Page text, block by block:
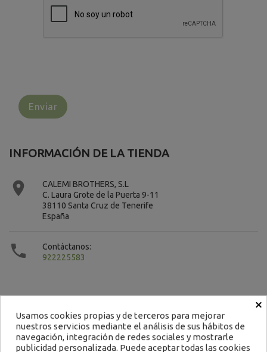
INFORMACIÓN DE LA TIENDA

CALEMI BROTHERS, S.L
C. Laura Grote de la Puerta 9-11
38110 Santa Cruz de Tenerife
España

Contáctanos:
922225583
Contacto
×
Usamos cookies propias y de terceros para mejorar
nuestros servicios mediante el análisis de sus hábitos de
navegación, integración de redes sociales y mostrarle
publicidad personalizada. Puede aceptar todas las cookies